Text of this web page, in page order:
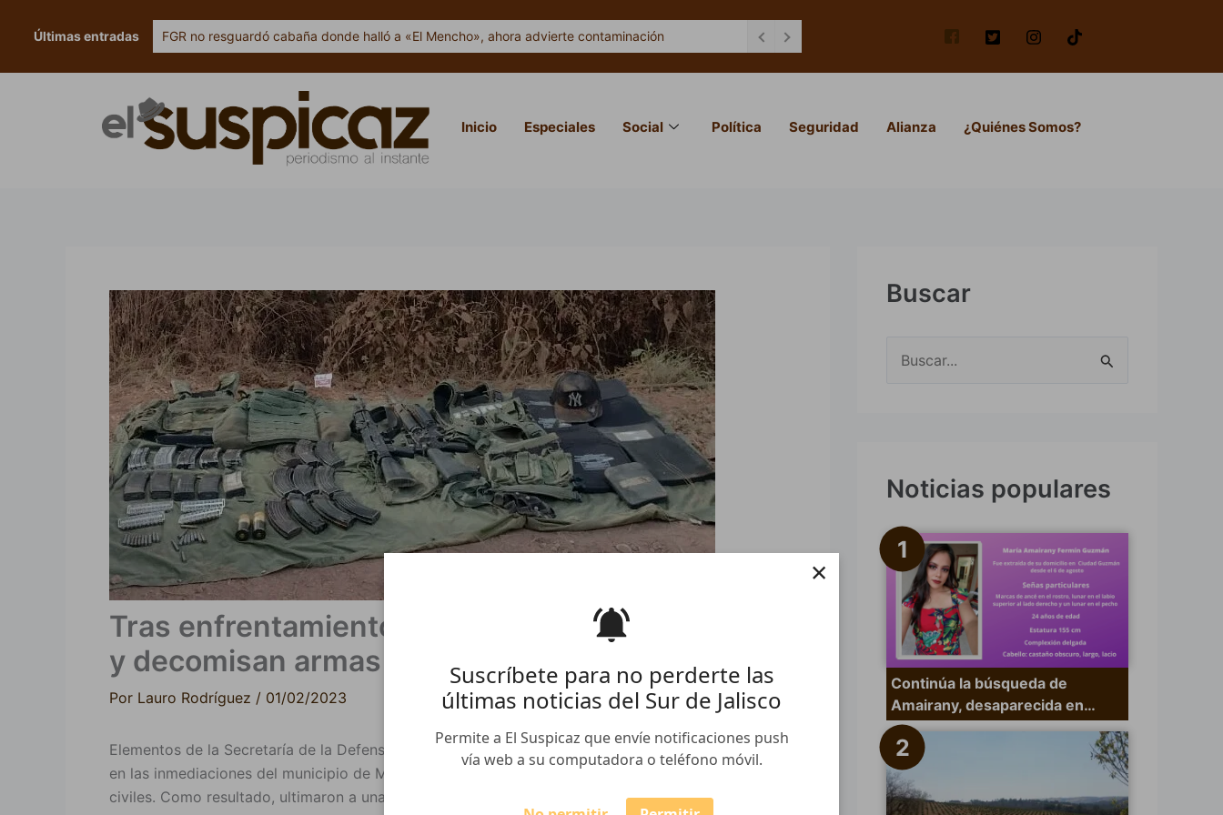
Suscríbete para no perderte las
últimas noticias del Sur de Jalisco
Permite a El Suspicaz que envíe notificaciones push
vía web a su computadora o teléfono móvil.
×
Últimas entradas FGR no resguardó cabaña donde halló a «El Mencho», ahora advierte contaminación
Inicio Especiales Social Política Seguridad Alianza ¿Quiénes Somos?
Tras enfrentamiento en Mazamitla, abaten a uno
y decomisan armas
Por Lauro Rodríguez / 01/02/2023
Elementos de la Secretaría de la Defensa Nacional (Sedena), al realizar un recorrido de vigilancia
en las inmediaciones del municipio de Mazamitla el 27 de enero, se enfrentaron a balazos con
civiles. Como resultado, ultimaron a una de las personas que agredió a los militares.
Buscar
a
p
o
Noticias populares
Continúa la búsqueda de
Amairany, desaparecida en…